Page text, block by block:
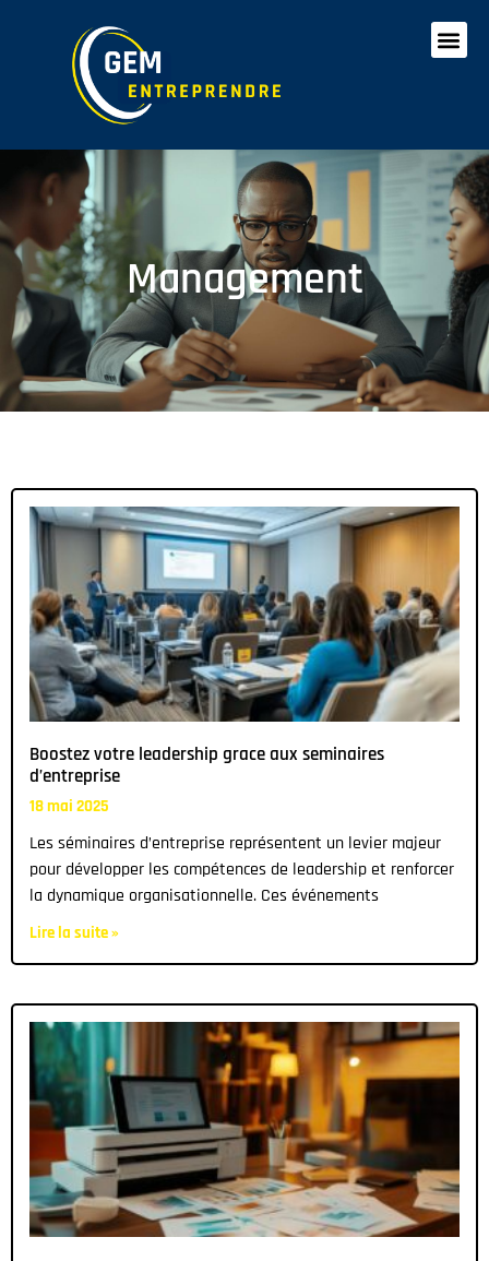
Management
Boostez votre leadership grace aux seminaires
d’entreprise
18 mai 2025
Les séminaires d’entreprise représentent un levier majeur
pour développer les compétences de leadership et renforcer
la dynamique organisationnelle. Ces événements
Lire la suite »